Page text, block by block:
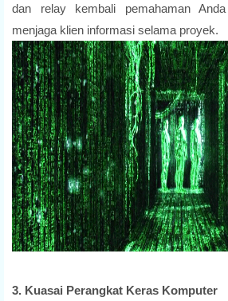
dan relay kembali pemahaman
menjaga klien informasi selama proyek.
3. Kuasai Perangkat Keras Komputer